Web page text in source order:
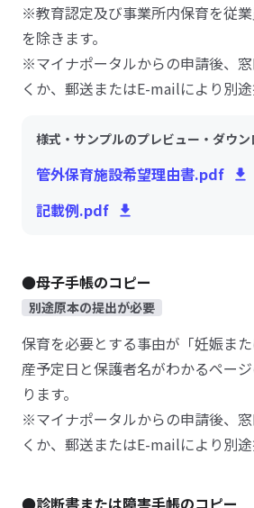
※教育認定及び事業所内保育を従
を除きます。
※マイナポータルからの申請後、
くか、郵送またはE-mailにより別途
様式・サンプルのプレビュー・ダウン
管外保育施設希望理由書.pdf
記載例.pdf
●母子手帳のコピー
別途原本の提出が必要
保育を必要とする事由が「妊娠ま
産予定日と保護者名がわかるペー
ります。
※マイナポータルからの申請後、
くか、郵送またはE-mailにより別途
●診断書または障害手帳のコピー